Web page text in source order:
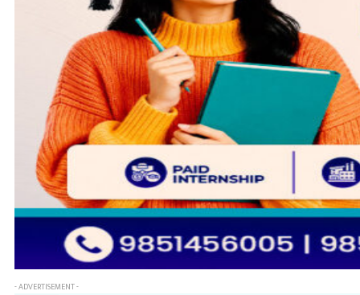
- ADVERTISEMENT -